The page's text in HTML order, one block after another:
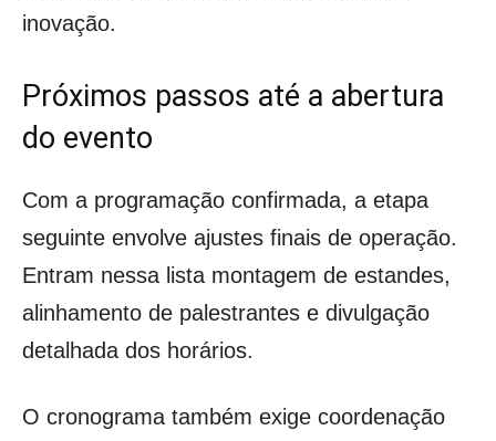
inovação.
Próximos passos até a abertura
do evento
Com a programação confirmada, a etapa
seguinte envolve ajustes finais de operação.
Entram nessa lista montagem de estandes,
alinhamento de palestrantes e divulgação
detalhada dos horários.
O cronograma também exige coordenação